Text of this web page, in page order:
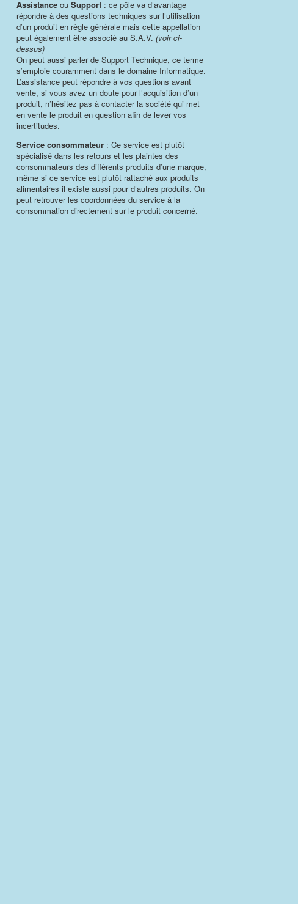
Assistanceou Support: ce pôle va d’avantage
répondre à des questions techniques sur l’utilisation
d’un produit en règle générale mais cette appellation
peut également être associé au S.A.V. (voir ci-
dessus)
On peut aussi parler de Support Technique, ce terme
s’emploie couramment dans le domaine Informatique.
L’assistance peut répondre à vos questions avant
vente, si vous avez un doute pour l’acquisition d’un
produit, n’hésitez pas à contacter la société qui met
en vente le produit en question afin de lever vos
incertitudes.
Service consommateur: Ce service est plutôt
spécialisé dans les retours et les plaintes des
consommateurs des différents produits d’une marque,
même si ce service est plutôt rattaché aux produits
alimentaires il existe aussi pour d’autres produits. On
peut retrouver les coordonnées du service à la
consommation directement sur le produit concerné.